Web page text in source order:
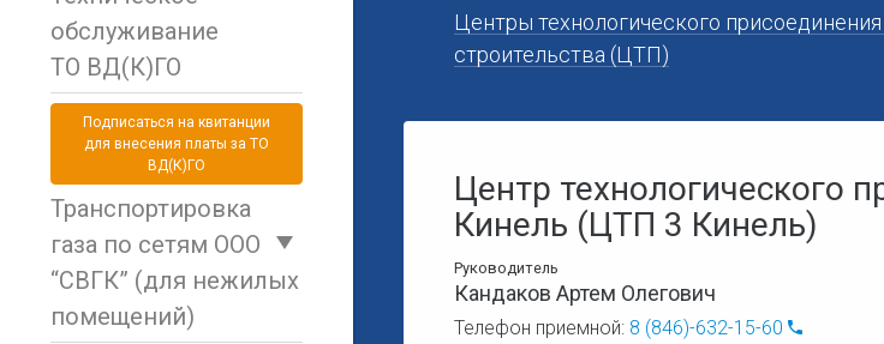
обслуживание
ТО ВД(К)ГО
Подписаться на квитанции
для внесения платы за ТО
ВД(К)ГО
Транспортировка
газа по сетям ООО
“СВГК” (для нежилых
помещений)
Центры технологического присоединения
строительства (ЦТП)
Центр технологического
Кинель (ЦТП 3 Кинель)
Руководитель
Кандаков Артем Олегович
Телефон приемной: 8 (846)-632-15-60